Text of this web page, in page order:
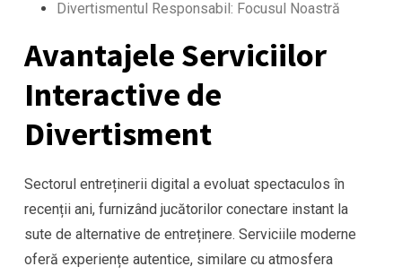
Divertismentul Responsabil: Focusul Noastră
Avantajele Serviciilor
Interactive de
Divertisment
Sectorul entreținerii digital a evoluat spectaculos în
recenții ani, furnizând jucătorilor conectare instant la
sute de alternative de entreținere. Serviciile moderne
oferă experiențe autentice, similare cu atmosfera